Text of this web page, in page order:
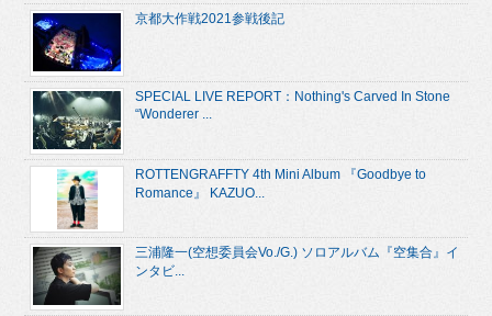
京都大作戦2021参戦後記
SPECIAL LIVE REPORT：Nothing's Carved In Stone
“Wonderer ...
ROTTENGRAFFTY 4th Mini Album 『Goodbye to
Romance』 KAZUO...
三浦隆一(空想委員会Vo./G.) ソロアルバム『空集合』イ
ンタビ...